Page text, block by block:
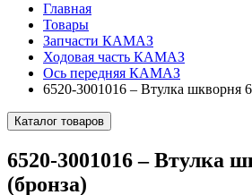
Главная
Товары
Запчасти КАМАЗ
Ходовая часть КАМАЗ
Ось передняя КАМАЗ
6520-3001016 – Втулка шкворня
Каталог товаров
6520-3001016 – Втулка
(бронза)